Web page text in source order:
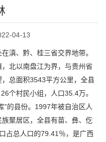
04-13
滇、黔、桂三省交界地带。
北以南盘江为界，与贵州省
总面积3543平方公里，全县
个村民小组，人口35.4万。
”的县份。1997年被自治区人
聚居区，全县有苗、彝、仡
占总人口的79.41％，是广西